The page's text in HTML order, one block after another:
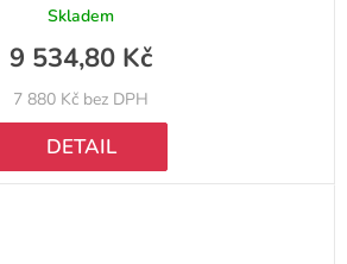
Skladem
7 880 Kč bez DPH
9 534,80 Kč
DETAIL